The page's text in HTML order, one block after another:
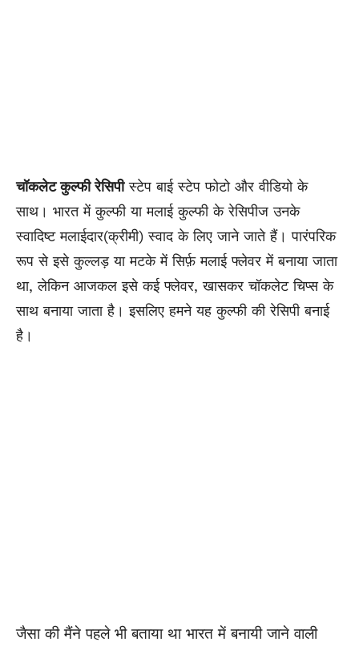
चॉकलेट कुल्फी रेसिपीस्टेप बाई स्टेप फोटो और वीडियो के
साथ। भारत में कुल्फी या मलाई कुल्फी के रेसिपीज उनके
स्वादिष्ट मलाईदार(क्रीमी) स्वाद के लिए जाने जाते हैं। पारंपरिक
रूप से इसे कुल्लड़ या मटके में सिर्फ़ मलाई फ्लेवर में बनाया जाता
था, लेकिन आजकल इसे कई फ्लेवर, खासकर चॉकलेट चिप्स के
साथ बनाया जाता है। इसलिए हमने यह कुल्फी की रेसिपी बनाई
है।
जैसा की मैंने पहले भी बताया था भारत में बनायी जाने वाली